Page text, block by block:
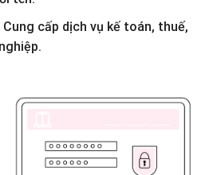
cấp dịch vụ kế toán, thuế,